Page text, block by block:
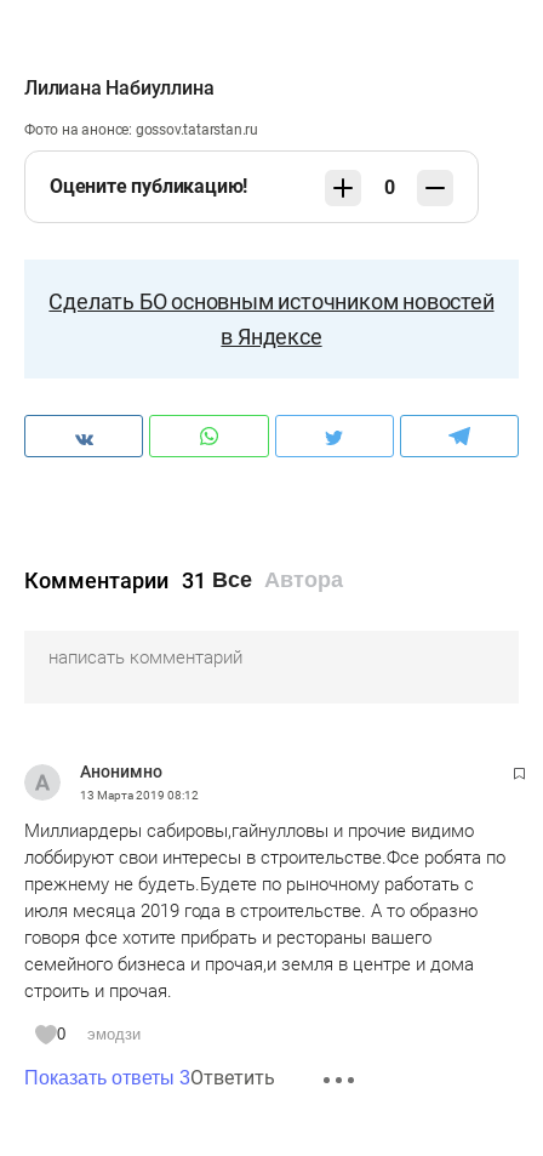
Лилиана Набиуллина
Фото на анонсе: gossov.tatarstan.ru​
Оцените публикацию! 0
Сделать БО основным источником новостей
в Яндексе
Комментарии 31 Все Автора
Анонимно
13 Марта 2019 08:12
Миллиардеры сабировы,гайнулловы и прочие видимо
лоббируют свои интересы в строительстве.Фсе робята по
прежнему не будеть.Будете по рыночному работать с
июля месяца 2019 года в строительстве. А то образно
говоря фсе хотите прибрать и рестораны вашего
семейного бизнеса и прочая,и земля в центре и дома
строить и прочая.
0 эмодзи
Показать ответы 3Ответить